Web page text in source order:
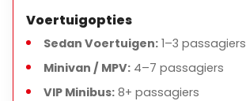
Voertuigopties
Sedan Voertuigen: 1–3 passagiers
Minivan / MPV: 4–7 passagiers
VIP Minibus: 8+ passagiers